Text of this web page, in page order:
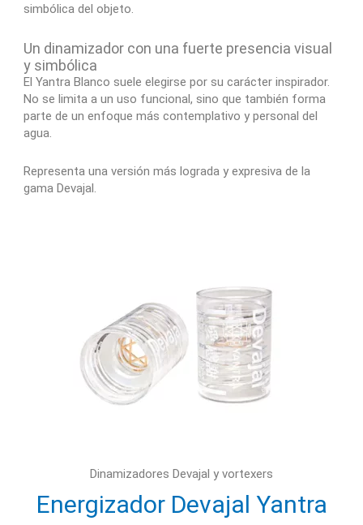
simbólica del objeto.
Un dinamizador con una fuerte presencia visual
y simbólica
El Yantra Blanco suele elegirse por su carácter inspirador.
No se limita a un uso funcional, sino que también forma
parte de un enfoque más contemplativo y personal del
agua.
Representa una versión más lograda y expresiva de la
gama Devajal.
Dinamizadores Devajal y vortexers
Energizador Devajal Yantra